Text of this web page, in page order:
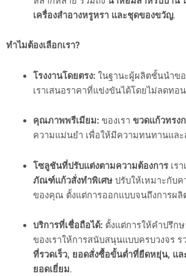
เครื่องสำอางหรูหรา และชุดของขวัญ.
ทำไมต้องเลือกเรา?
โรงงานโดยตรง:ในฐานะผู้ผลิตชั้นนำขอ
เราเสนอราคาที่แข่งขันได้โดยไม่ลดท
คุณภาพพรีเมียม:ของเรา ขวดแก้วทรง
ความแม่นยำ เพื่อให้มีความทนทานแล
โซลูชันที่ปรับแต่งตามความต้องการเร
ภัณฑ์แก้วสั่งทำพิเศษปรับให้เหมาะกับค
ของคุณ ตั้งแต่การออกแบบจนถึงการผลิ
บริการที่เชื่อถือได้:ตั้งแต่การให้คำปรึก
ของเราให้การสนับสนุนแบบครบวงจร ร
ที่รวดเร็ว, ยอดสั่งซื้อขั้นต่ำที่ยืดหยุ่น, แ
ยอดเยี่ยม.